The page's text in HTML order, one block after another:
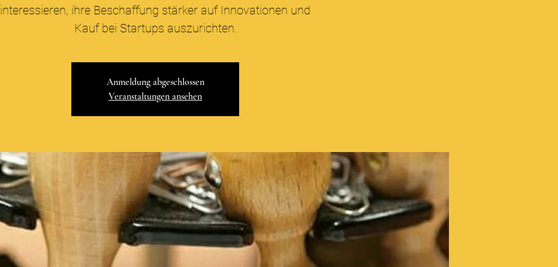
interessieren, ihre Beschaffung stärker auf Innovationen und
Kauf bei Startups auszurichten.
Anmeldung abgeschlossen
Veranstaltungen ansehen